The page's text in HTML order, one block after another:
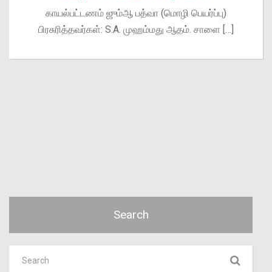
காயல்பட்டணம் ஜும்ஆ பத்வா (மொழி பெயர்ப்பு)
பிரசுரித்தவர்கள்: S.A. முஹம்மது ஆதம். சாளை […]
Search